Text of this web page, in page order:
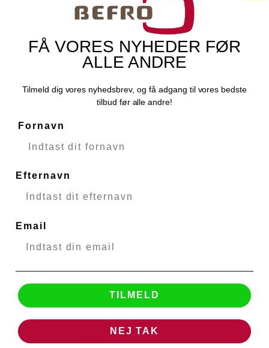
51322
Fjernlager
FÅ VORES NYHEDER FØR
ALLE ANDRE
Tilmeld dig vores nyhedsbrev, og få adgang til vores bedste
tilbud før alle andre!
Fornavn
Efternavn
Email
TILMELD
NEJ TAK